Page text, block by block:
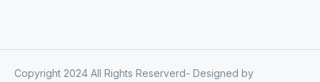
Copyright 2024 All Rights Reserverd- Designed by